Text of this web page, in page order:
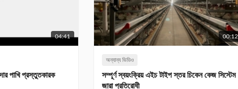
04:41
পাখি প্রস্তুতকারক
00:12
অন্যান্য ভিডিও
সম্পূর্ণ স্বয়ংক্রিয় এইচ টাইপ স্তর চিকেন কেজ সিস্টেম
জারা প্রতিরোধী